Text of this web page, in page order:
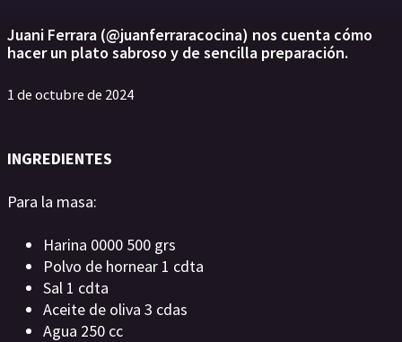
Juani Ferrara (@juanferraracocina) nos cuenta cómo
hacer un plato sabroso y de sencilla preparación.
1 de octubre de 2024
INGREDIENTES
Para la masa:
Harina 0000 500 grs
Polvo de hornear 1 cdta
Sal 1 cdta
Aceite de oliva 3 cdas
Agua 250 cc